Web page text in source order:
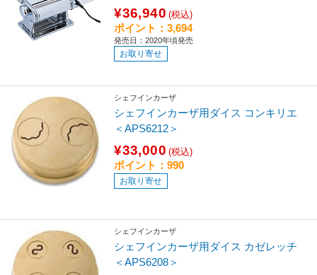
¥36,940 (税込)
ポイント：3,694
発売日：2020年頃発売
お取り寄せ
シェフインカーザ
シェフインカーザ用ダイス コンキリエ
＜APS6212＞
¥33,000 (税込)
ポイント：990
お取り寄せ
シェフインカーザ
シェフインカーザ用ダイス カゼレッチ
＜APS6208＞